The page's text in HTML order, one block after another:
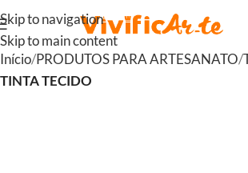
Skip to navigation
Skip to main content
Início PRODUTOS PARA ARTESANATO
TINTA TECIDO